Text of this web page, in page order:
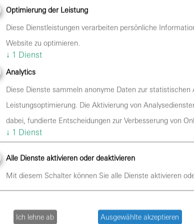
Optimierung der Leistung
Diese Dienstleistungen verarbeiten persönliche
Website zu optimieren.
↓ 1 Dienst
Analytics
Diese Dienste sammeln anonyme Daten zur statistischen
Leistungsoptimierung. Die Aktivierung von
dabei, fundierte Entscheidungen zur Verbesserung von
↓ 1 Dienst
Alle Dienste aktivieren oder deaktivieren
Mit diesem Schalter können Sie alle Dienste aktivieren
Ich lehne ab Ausgewählte akzeptieren